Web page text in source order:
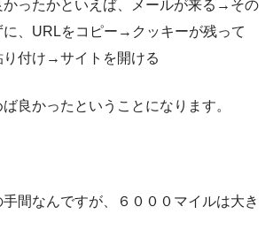
かったかといえば、メールが来る→その
に、URLをコピー→クッキーが残って
り付け→サイトを開ける
良かったということになります。
間なんですが、６０００マイルは大き